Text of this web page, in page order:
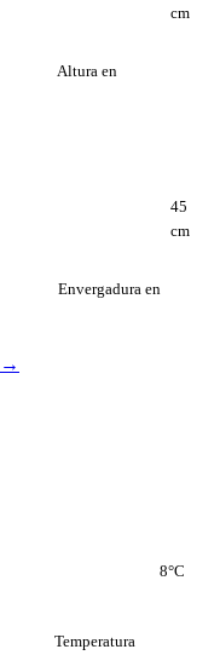
Altura en
cm
Envergadura en
45
cm
→
Temperatura
8°C